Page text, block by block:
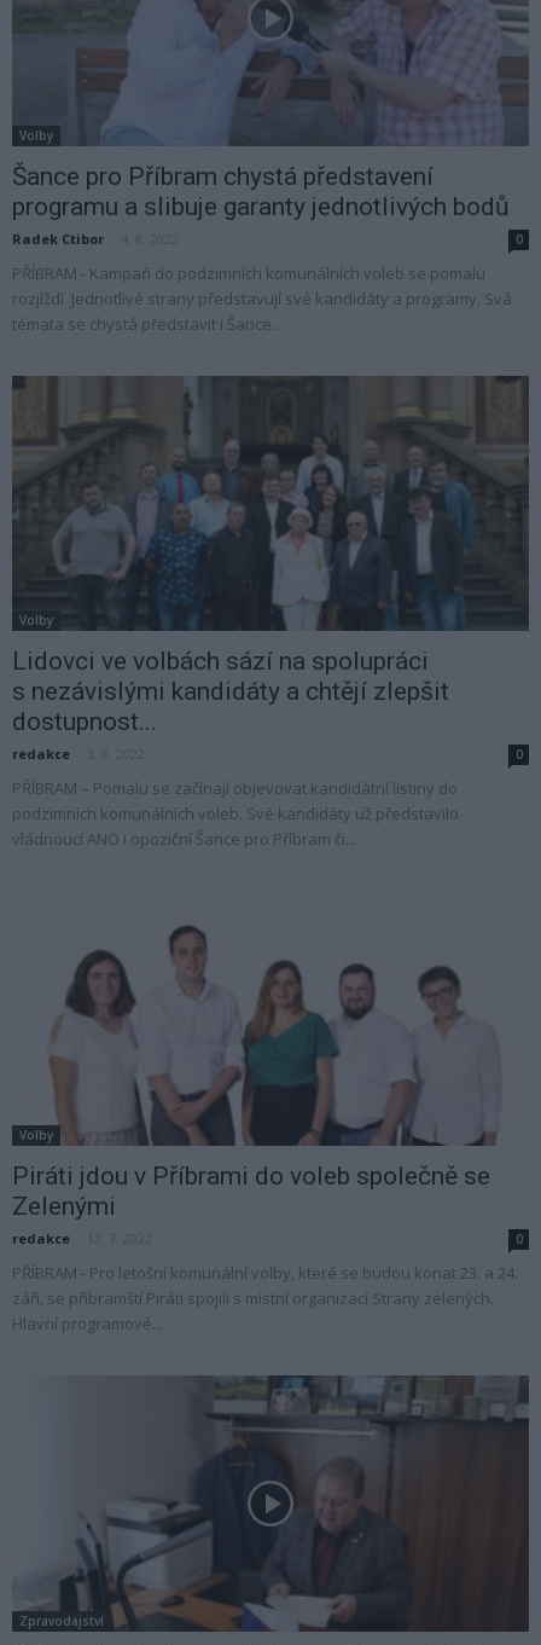
Volby
Šance pro Příbram chystá představení
programu a slibuje garanty jednotlivých bodů
Radek Ctibor 0
PŘÍBRAM - Kampaň do podzimních komunálních voleb se pomalu
rozjíždí. Jednotlivé strany představují své kandidáty a programy. Svá
témata se chystá představit i Šance...
Volby
Lidovci ve volbách sází na spolupráci
s nezávislými kandidáty a chtějí zlepšit
dostupnost...
redakce 0
PŘÍBRAM – Pomalu se začínají objevovat kandidátní listiny do
podzimních komunálních voleb. Své kandidáty už představilo
vládnoucí ANO i opoziční Šance pro Příbram či...
Volby
Piráti jdou v Příbrami do voleb společně se
Zelenými
redakce 0
PŘÍBRAM - Pro letošní komunální volby, které se budou konat 23. a 24.
září, se příbramští Piráti spojili s místní organizací Strany zelených.
Hlavní programové...
Zpravodajství